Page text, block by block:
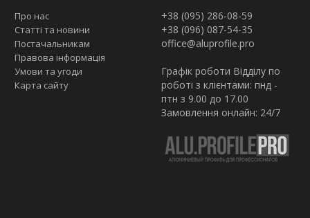
Про нас
Статті та новини
Постачальникам
Правова інформація
Умови та угоди
Карта сайту
+38 (095) 286-08-59
+38 (096) 087-54-35
office@aluprofile.pro
Графік роботи Відділу по
роботі з клієнтами: пнд -
птн з 9.00 до 17.00
Замовлення онлайн: 24/7